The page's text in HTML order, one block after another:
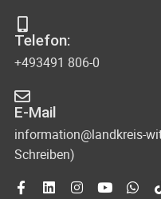
Telefon:
+493491 806-0
E-Mail
information@landkreis-
Schreiben)